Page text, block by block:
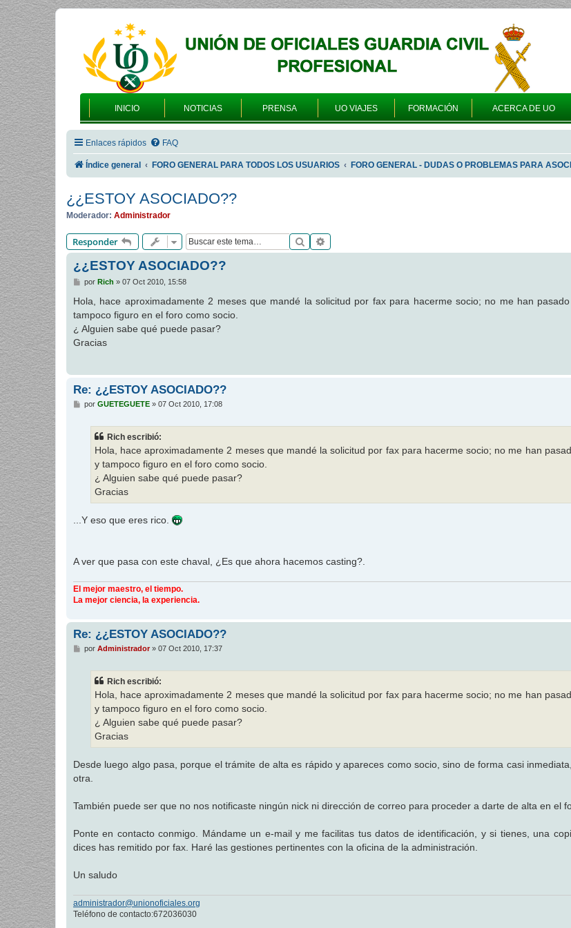
INICIO NOTICIAS PRENSA UO VIAJES FORMACIÓN ACERCA DE UO
Enlaces rápidos FAQ
Índice general FORO GENERAL PARA TODOS LOS USUARIOS FORO GENERAL - DUDAS O PROBLEMAS PARA
¿¿ESTOY ASOCIADO??
Moderador: Administrador
Responder Buscar
¿¿ESTOY ASOCIADO??
M
n
a
e
por Rich » 07 Oct 2010, 15:58
Hola, hace aproximadamente 2 meses que mandé la solicitud por fax para hacerme socio; no me han
tampoco figuro en el foro como socio.
¿ Alguien sabe qué puede pasar?
Gracias
Re: ¿¿ESTOY ASOCIADO??
M
por GUETEGUETE» 07 Oct 2010, 17:08
Rich escribió:
Hola, hace aproximadamente 2 meses que mandé la solicitud por fax para hacerme socio; no me han
y tampoco figuro en el foro como socio.
¿ Alguien sabe qué puede pasar?
Gracias
...Y eso que eres rico.
A ver que pasa con este chaval, ¿Es que ahora hacemos casting?.
El mejor maestro, el tiempo.
La mejor ciencia, la experiencia.
Re: ¿¿ESTOY ASOCIADO??
M
por Administrador» 07 Oct 2010, 17:37
Rich escribió:
Hola, hace aproximadamente 2 meses que mandé la solicitud por fax para hacerme socio; no me han
y tampoco figuro en el foro como socio.
¿ Alguien sabe qué puede pasar?
Gracias
Desde luego algo pasa, porque el trámite de alta es rápido y apareces como socio, sino de forma casi
otra.
También puede ser que no nos notificaste ningún nick ni dirección de correo para proceder a darte de alta en el
Ponte en contacto conmigo. Mándame un e-mail y me facilitas tus datos de identificación, y si tienes, una
dices has remitido por fax. Haré las gestiones pertinentes con la oficina de la administración.
Un saludo
administrador@unionoficiales.org
Teléfono de contacto:672036030